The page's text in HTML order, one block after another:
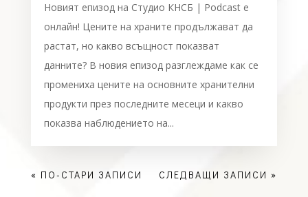
Новият епизод на Студио КНСБ | Podcast е
онлайн! Цените на храните продължават да
растат, но какво всъщност показват
данните? В новия епизод разглеждаме как се
промениха цените на основните хранителни
продукти през последните месеци и какво
показва наблюдението на...
« ПО-СТАРИ ЗАПИСИ СЛЕДВАЩИ ЗАПИСИ »